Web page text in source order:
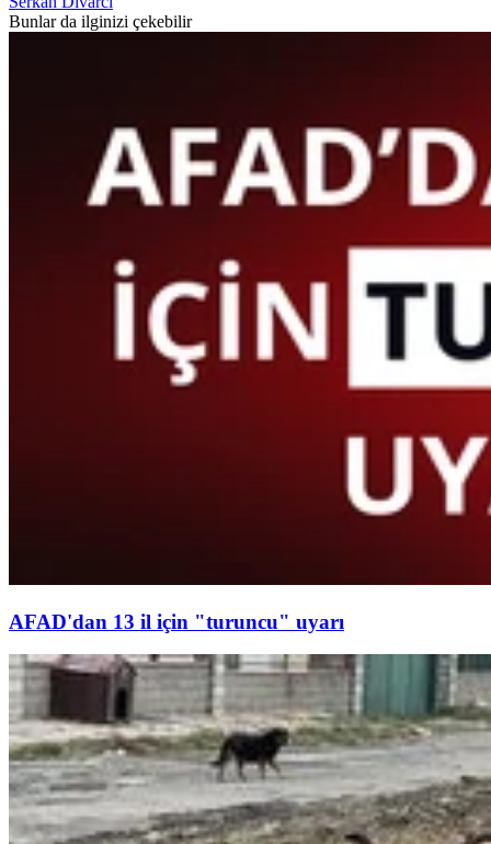
Bunlar da ilginizi çekebilir
AFAD'dan 13 il için "turuncu" uyarı